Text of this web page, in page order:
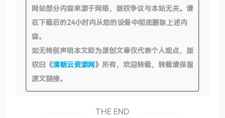
网站部分内容来源于网络，版权争议与本站无关。请
在下载后的24小时内从您的设备中彻底删除上述内
容。
如无特别声明本文即为原创文章仅代表个人观点，版
权归《清朝云资源网》所有，欢迎转载，转载请保留
原文链接。
THE END